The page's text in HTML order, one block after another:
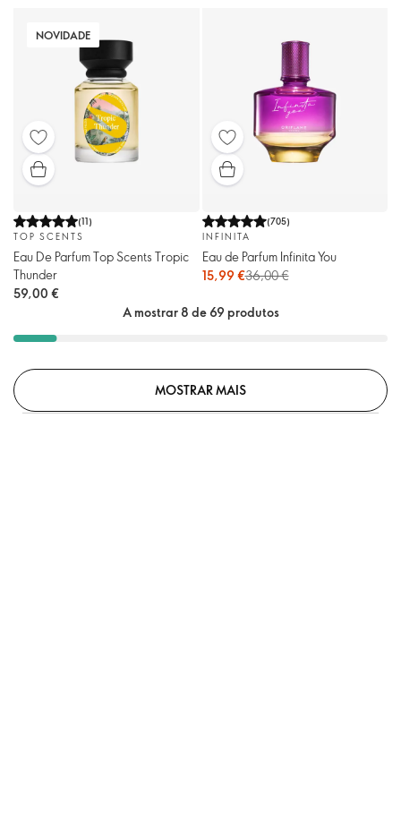
NOVIDADE
(11)
TOP SCENTS
Eau De Parfum Top Scents Tropic
Thunder
59,00 €
(705)
INFINITA
Eau de Parfum Infinita You
15,99 €36,00 €
A mostrar 8 de 69 produtos
MOSTRAR MAIS